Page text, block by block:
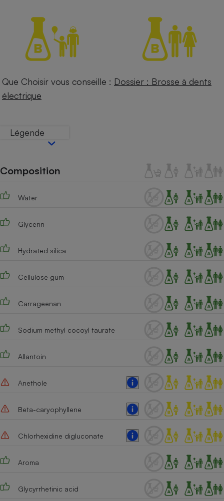
Que Choisir vous conseille : Dossier : Brosse à dents
électrique
Légende
Composition
Water
Glycerin
Hydrated silica
Cellulose gum
Carrageenan
Sodium methyl cocoyl taurate
Allantoin
Anethole
Beta-caryophyllene
Chlorhexidine digluconate
Aroma
Glycyrrhetinic acid
Complément
alimentaire
Assurance emprunteur
Petit électroménager -
Plaque de cuisson à
induction
Climatiseur -
Ventilateur
Cafetière à expressos
Téléphone mobile -
Antivirus
Radiateur électrique
Climatiseur -
Ventilateur
Mutuelle